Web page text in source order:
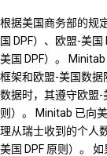
根据美国商务部的规
国 DPF）、欧盟-美
美国 DPF）。
框架和欧盟-美国数据
数据时，其遵守欧盟-
则）。 Minitab 已向
理从瑞士收到的个人
美国 DPF 原则）。